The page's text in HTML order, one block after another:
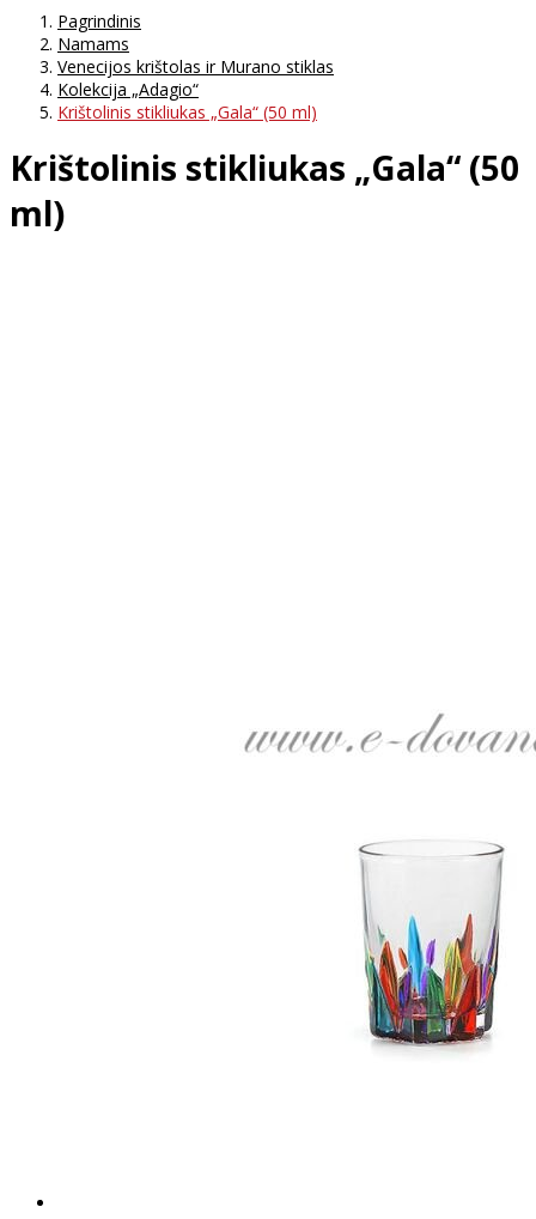
Pagrindinis
Namams
Venecijos krištolas ir Murano stiklas
Kolekcija „Adagio“
Krištolinis stikliukas „Gala“ (50 ml)
Krištolinis stikliukas „Gala“ (50
ml)